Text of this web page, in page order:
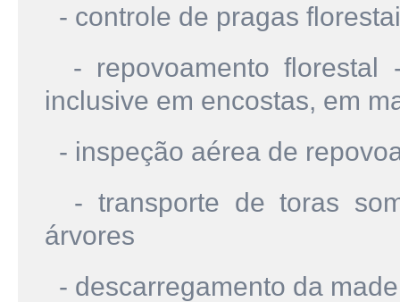
- controle de pragas
- repovoamento florestal
inclusive em encostas, em
- inspeção aérea de
- transporte de toras
árvores
- descarregamento da